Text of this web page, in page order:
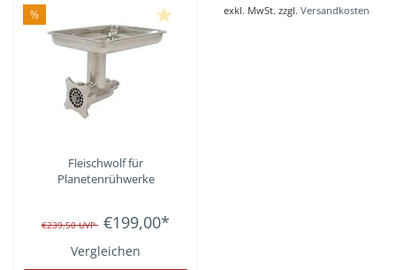
%
Fleischwolf für
Planetenrühwerke
€239,50UVP €199,00*
Vergleichen
exkl. MwSt. zzgl. Versandkosten